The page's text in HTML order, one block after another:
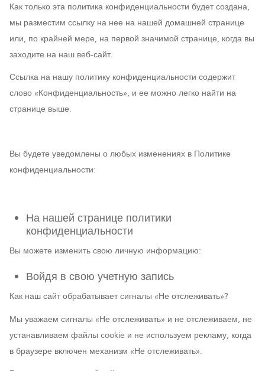
Как только эта политика конфиденциальности будет создана,
мы разместим ссылку на нее на нашей домашней странице
или, по крайней мере, на первой значимой странице, когда вы
заходите на наш веб-сайт.
Ссылка на нашу политику конфиденциальности содержит
слово «Конфиденциальность», и ее можно легко найти на
странице выше.
Вы будете уведомлены о любых изменениях в Политике
конфиденциальности:
На нашей странице политики
конфиденциальности
Вы можете изменить свою личную информацию:
Войдя в свою учетную запись
Как наш сайт обрабатывает сигналы «Не отслеживать»?
Мы уважаем сигналы «Не отслеживать» и не отслеживаем, не
устанавливаем файлы cookie и не используем рекламу, когда
в браузере включен механизм «Не отслеживать».